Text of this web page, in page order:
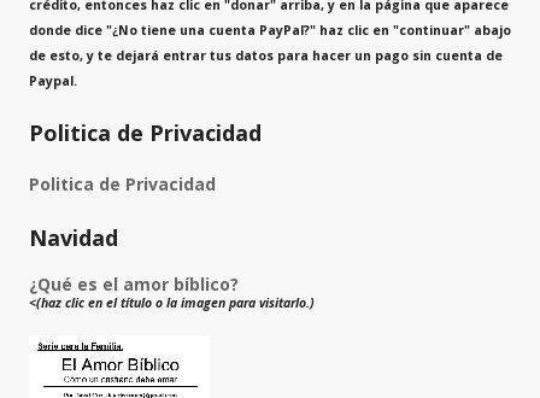
crédito, entonces haz clic en "donar" arriba, y en la página que aparece
donde dice "¿No tiene una cuenta PayPal?" haz clic en "continuar" abajo
de esto, y te dejará entrar tus datos para hacer un pago sin cuenta de
Paypal.
Politica de Privacidad
Politica de Privacidad
Navidad
¿Qué es el amor bíblico?
<(haz clic en el título o la imagen para visitarlo.)